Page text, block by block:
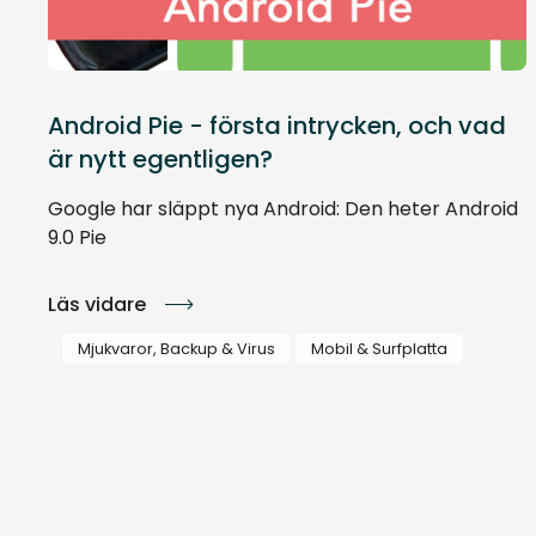
Android Pie - första intrycken, och vad
är nytt egentligen?
Google har släppt nya Android: Den heter Android
9.0 Pie
Läs vidare
Mjukvaror, Backup & Virus Mobil & Surfplatta